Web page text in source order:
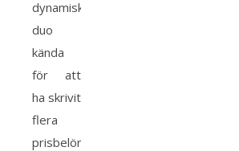
dynamisk
duo
kända
för att
ha skrivit
flera
prisbelönta